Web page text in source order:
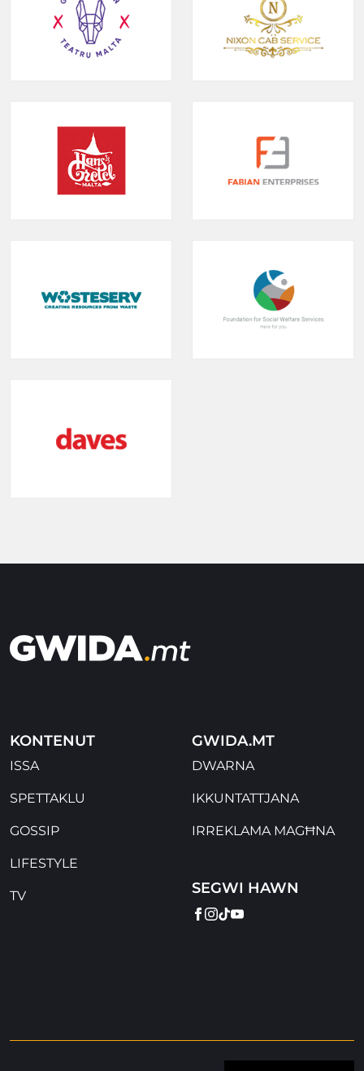
KONTENUT
ISSA
SPETTAKLU
GOSSIP
LIFESTYLE
TV
GWIDA.MT
DWARNA
IKKUNTATTJANA
IRREKLAMA MAGĦNA
SEGWI HAWN
FACEBOOK
INSTAGRAM
TIKTOK
YOUTUBE